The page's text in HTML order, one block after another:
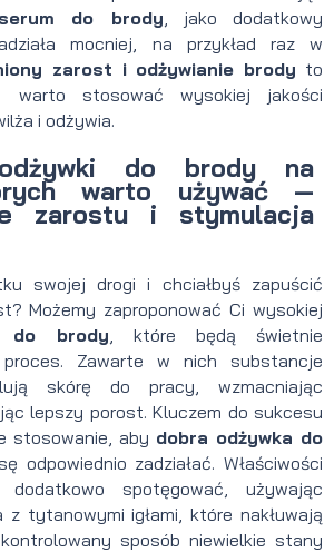
serum do brody , jako dodatkowy
mocniej, na przykład raz w
zarost i odżywianie brody to
stosować wysokiej jakości
i odżywia.
do brody na
warto używać —
zarostu i stymulacja
swojej drogi i chciałbyś zapuścić
Możemy zaproponować Ci wysokiej
do brody , które będą świetnie
Zawarte w nich substancje
skórę do pracy, wzmacniając
lepszy porost. Kluczem do sukcesu
stosowanie, aby dobra odżywka do
odpowiednio zadziałać. Właściwości
spotęgować, używając
z tytanowymi igłami, które nakłuwają
sposób niewielkie stany